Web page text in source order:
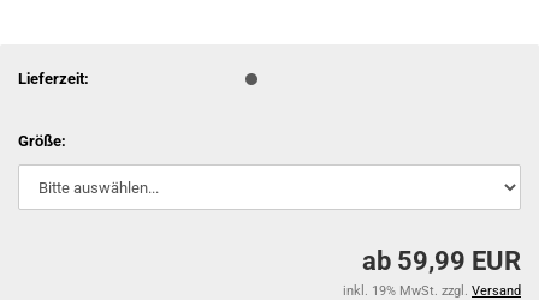
Lieferzeit:
Größe:
ab 59,99 EUR
inkl. 19% MwSt. zzgl. Versand